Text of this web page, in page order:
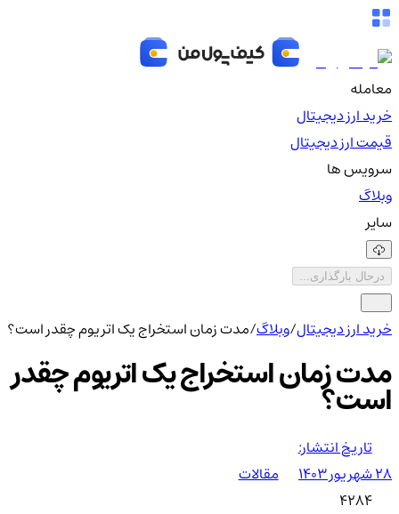
معامله
خرید ارز دیجیتال
قیمت ارز دیجیتال
سرویس ها
وبلاگ
سایر
درحال بارگذاری...
خرید ارز دیجیتال/وبلاگ/مدت زمان استخراج یک اتریوم چقدر است؟
مدت زمان استخراج یک اتریوم چقدر
است؟
تاریخ انتشار:
۲۸ شهریور ۱۴۰۳
مقالات
4284